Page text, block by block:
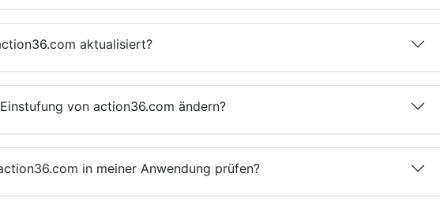
aktualisiert?
von action36.com ändern?
in meiner Anwendung prüfen?